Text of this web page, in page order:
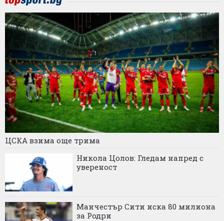
ЦСКА взима още трима
Никола Цолов: Гледам напред с
увереност
Манчестър Сити иска 80 милиона
за Родри